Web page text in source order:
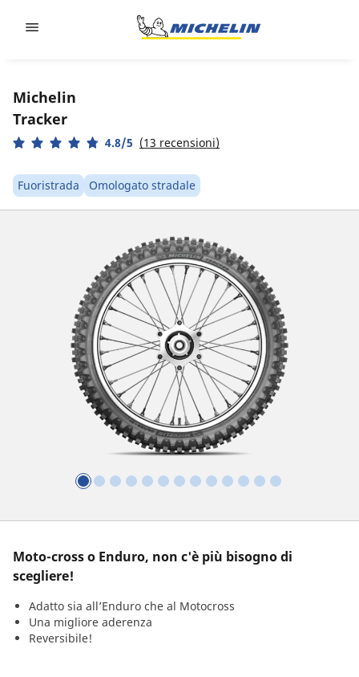
Michelin
Tracker
4.8/5 (13 recensioni)
Fuoristrada Omologato stradale
Moto-cross o Enduro, non c'è più bisogno di
scegliere!
Adatto sia all’Enduro che al Motocross
Una migliore aderenza
Reversibile!